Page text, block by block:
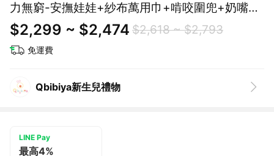
力無窮-安撫娃娃+紗布萬用巾+啃咬圍兜+奶嘴娃
娃+寶寶止滑襪(馬年彌月禮盒滿月禮盒)
$2,299 ~ $2,474 $2,618 ~ $2,793
免運費
Qbibiya新生兒禮物
LINE Pay
最高4%